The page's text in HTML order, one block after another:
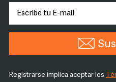
Registrarse implica aceptar los